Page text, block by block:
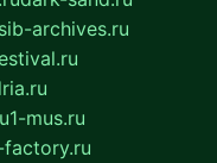
sib-archives.ru
1-mus.ru
factory.ru